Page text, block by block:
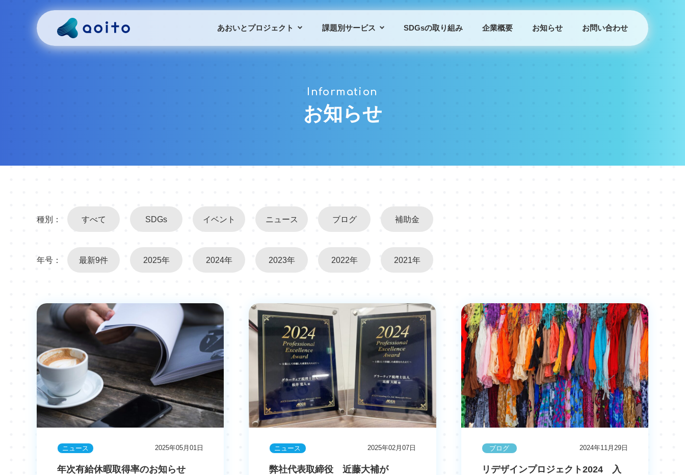
あおいとプロジェクト 課題別サービス
導入事例
SDGsの取り組み 企業概要 お知らせ お問い合わせ
Information
お知らせ
種別： すべて SDGs イベント ニュース ブログ 補助金
年号： 最新9件 2025年 2024年 2023年 2022年 2021年
ニュース 2025年05月01日
年次有給休暇取得率のお知らせ
ニュース 2025年02月07日
弊社代表取締役 近藤大補が
ブログ 2024年11月29日
リデザインプロジェクト2024 入